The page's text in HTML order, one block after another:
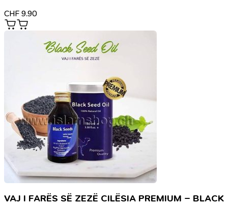
CHF 9.90
VAJ I FARËS SË ZEZË CILËSIA PREMIUM – BLACK